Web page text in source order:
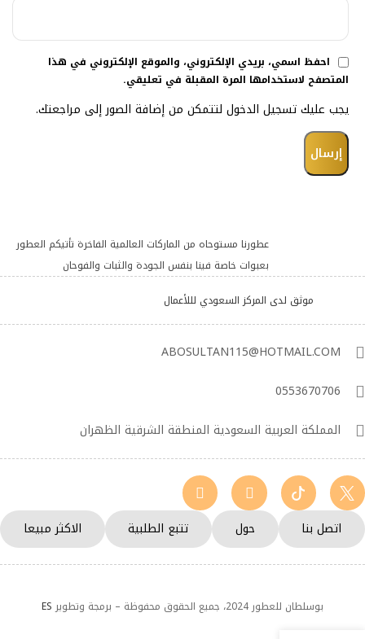
احفظ اسمي، بريدي الإلكتروني، والموقع الإلكتروني في هذا
المتصفح لاستخدامها المرة المقبلة في تعليقي.
يجب عليك تسجيل الدخول لتتمكن من إضافة الصور إلى مراجعتك.
عطورنا مستوحاه من الماركات العالمية الفاخرة تأتيكم العطور
بعبوات خاصة فينا بنفس الجودة والثبات والفوحان
موثق لدى المركز السعودي لللأعمال
ABOSULTAN115@HOTMAIL.COM
0553670706
المملكة العربية السعودية المنطقة الشرقية الظهران
اتصل بنا حول تتبع الطلبية الاكثر مبيعا
بوسلطان للعطور 2024، جميع الحقوق محفوظة – برمجة وتطوير ES